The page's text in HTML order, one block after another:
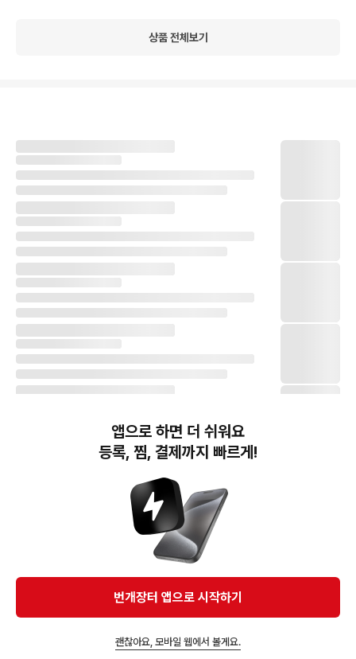
앱에서 구매하기
상품 전체보기
번개장터(주) 사업자정보, 이용약관 및 기타 법적고지
번개장터㈜는 통신판매중개자이며, 통신판매의 당사자가 아닙니다. 전자상거래 등에서의
소비자보호에 관한 법률 등 관련 법령 및 번개장터㈜의 약관에 따라 상품, 상품정보, 거래에 관한 책임은
개별 판매자에게 귀속하고, 번개장터㈜는 원칙적으로 회원간 거래에 대하여 책임을 지지 않습니다.
다만, 번개장터㈜가 직접 판매하는 상품에 대한 책임은 번개장터㈜에게 귀속합니다.
APP 다운로드
앱으로 하면 더 쉬워요
등록, 찜, 결제까지 빠르게!
번개장터 앱으로 시작하기
괜찮아요, 모바일 웹에서 볼게요.